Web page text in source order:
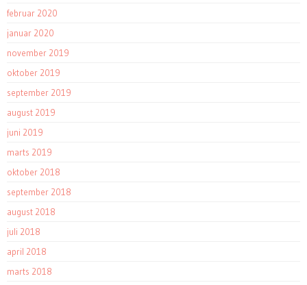
februar 2020
januar 2020
november 2019
oktober 2019
september 2019
august 2019
juni 2019
marts 2019
oktober 2018
september 2018
august 2018
juli 2018
april 2018
marts 2018